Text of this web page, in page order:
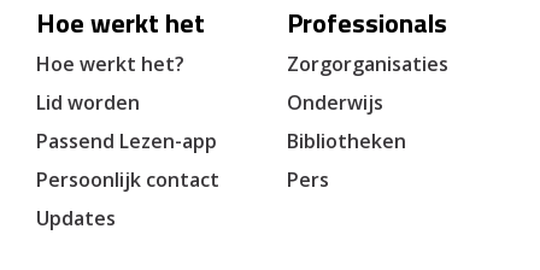
Hoe werkt het
Hoe werkt het?
Lid worden
Passend Lezen-app
Persoonlijk contact
Updates
Professionals
Zorgorganisaties
Onderwijs
Bibliotheken
Pers